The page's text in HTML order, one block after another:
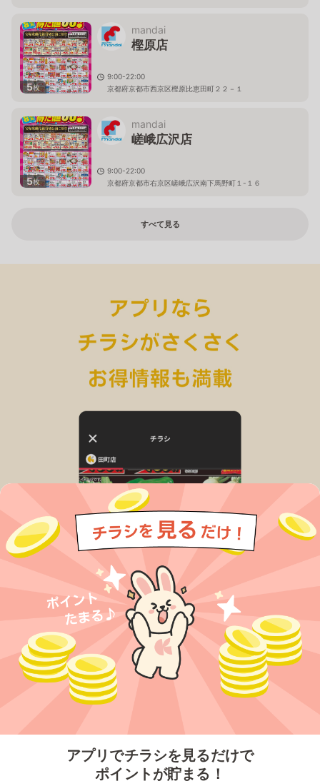
アプリでチラシを見るだけで
ポイントが貯まる！
5枚
mandai
樫原店
9:00-22:00
京都府京都市西京区樫原比恵田町２２－１
5枚
mandai
嵯峨広沢店
9:00-22:00
京都府京都市右京区嵯峨広沢南下馬野町１-１６
すべて見る